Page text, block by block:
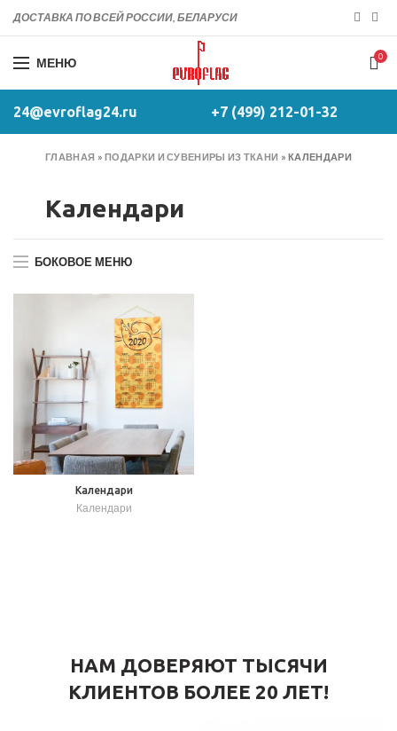
ДОСТАВКА ПО ВСЕЙ РОССИИ, БЕЛАРУСИ
МЕНЮ 0
24@evroflag24.ru +7 (499) 212-01-32
ГЛАВНАЯ »ПОДАРКИ И СУВЕНИРЫ ИЗ ТКАНИ »КАЛЕНДАРИ
Календари
БОКОВОЕ МЕНЮ
Календари
Календари
НАМ ДОВЕРЯЮТ ТЫСЯЧИ
КЛИЕНТОВ БОЛЕЕ 20 ЛЕТ!